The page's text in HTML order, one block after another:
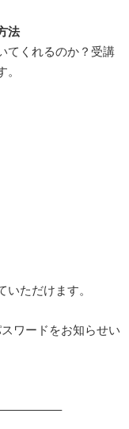
法
てくれるのか？受講
ただけます。
ワードをお知らせい